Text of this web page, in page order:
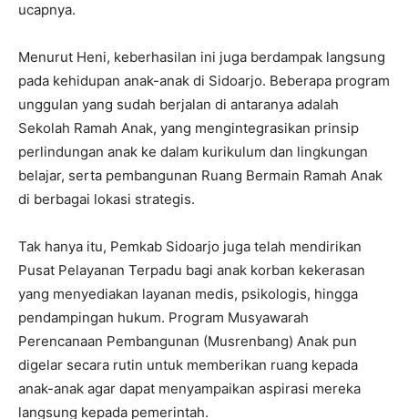
ucapnya.
Menurut Heni, keberhasilan ini juga berdampak langsung
pada kehidupan anak-anak di Sidoarjo. Beberapa program
unggulan yang sudah berjalan di antaranya adalah
Sekolah Ramah Anak, yang mengintegrasikan prinsip
perlindungan anak ke dalam kurikulum dan lingkungan
belajar, serta pembangunan Ruang Bermain Ramah Anak
di berbagai lokasi strategis.
Tak hanya itu, Pemkab Sidoarjo juga telah mendirikan
Pusat Pelayanan Terpadu bagi anak korban kekerasan
yang menyediakan layanan medis, psikologis, hingga
pendampingan hukum. Program Musyawarah
Perencanaan Pembangunan (Musrenbang) Anak pun
digelar secara rutin untuk memberikan ruang kepada
anak-anak agar dapat menyampaikan aspirasi mereka
langsung kepada pemerintah.